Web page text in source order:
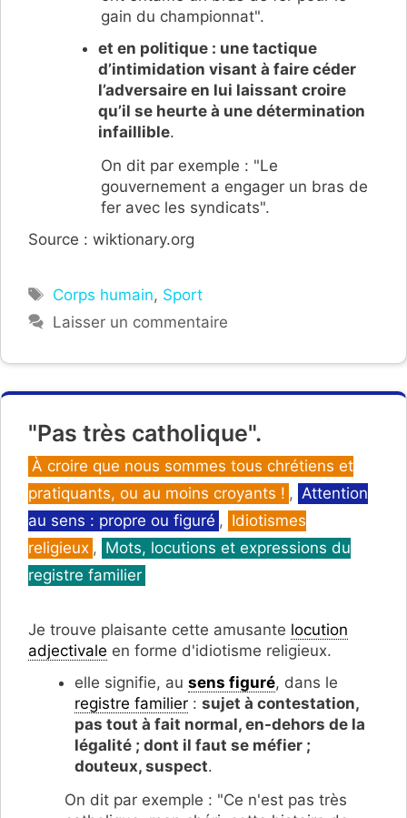
gain du championnat".
et en politique : une tactique
d’intimidation visant à faire céder
l’adversaire en lui laissant croire
qu’il se heurte à une détermination
infaillible.
On dit par exemple : "Le
gouvernement a engager un bras de
fer avec les syndicats".
Source : wiktionary.org
Étiquettes
Corps humain, Sport
Laisser un commentaire
"Pas très catholique".
Catégories
À croire que nous sommes tous chrétiens et
pratiquants, ou au moins croyants ! , Attention
au sens : propre ou figuré , Idiotismes
religieux , Mots, locutions et expressions du
registre familier
Je trouve plaisante cette amusante locution
adjectivale en forme d'idiotisme religieux.
elle signifie, au sens figuré, dans le
registre familier : sujet à contestation,
pas tout à fait normal, en-dehors de la
légalité ; dont il faut se méfier ;
douteux, suspect.
On dit par exemple : "Ce n'est pas très